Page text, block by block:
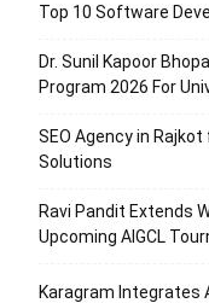
Top 10 Software
Dr. Sunil Kapoor
Program 2026 For
SEO Agency in
Solutions
Ravi Pandit Extends
Upcoming AIGCL
Karagram Integrates